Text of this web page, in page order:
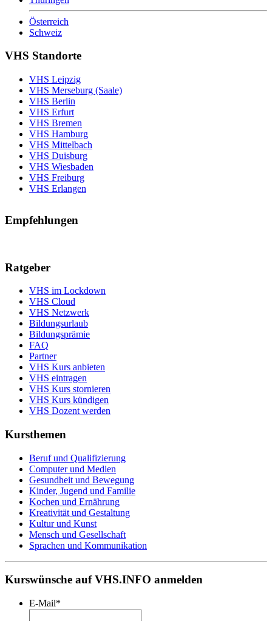
Österreich
Schweiz
VHS Standorte
VHS Leipzig
VHS Merseburg (Saale)
VHS Berlin
VHS Erfurt
VHS Bremen
VHS Hamburg
VHS Mittelbach
VHS Duisburg
VHS Wiesbaden
VHS Freiburg
VHS Erlangen
Empfehlungen
Ratgeber
VHS im Lockdown
VHS Cloud
VHS Netzwerk
Bildungsurlaub
Bildungsprämie
FAQ
Partner
VHS Kurs anbieten
VHS eintragen
VHS Kurs stornieren
VHS Kurs kündigen
VHS Dozent werden
Kursthemen
Beruf und Qualifizierung
Computer und Medien
Gesundheit und Bewegung
Kinder, Jugend und Familie
Kochen und Ernährung
Kreativität und Gestaltung
Kultur und Kunst
Mensch und Gesellschaft
Sprachen und Kommunikation
Kurswünsche auf VHS.INFO anmelden
E-Mail*